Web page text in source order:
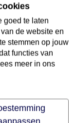
goed te laten
de website en
stemmen op jouw
functies van
meer in ons